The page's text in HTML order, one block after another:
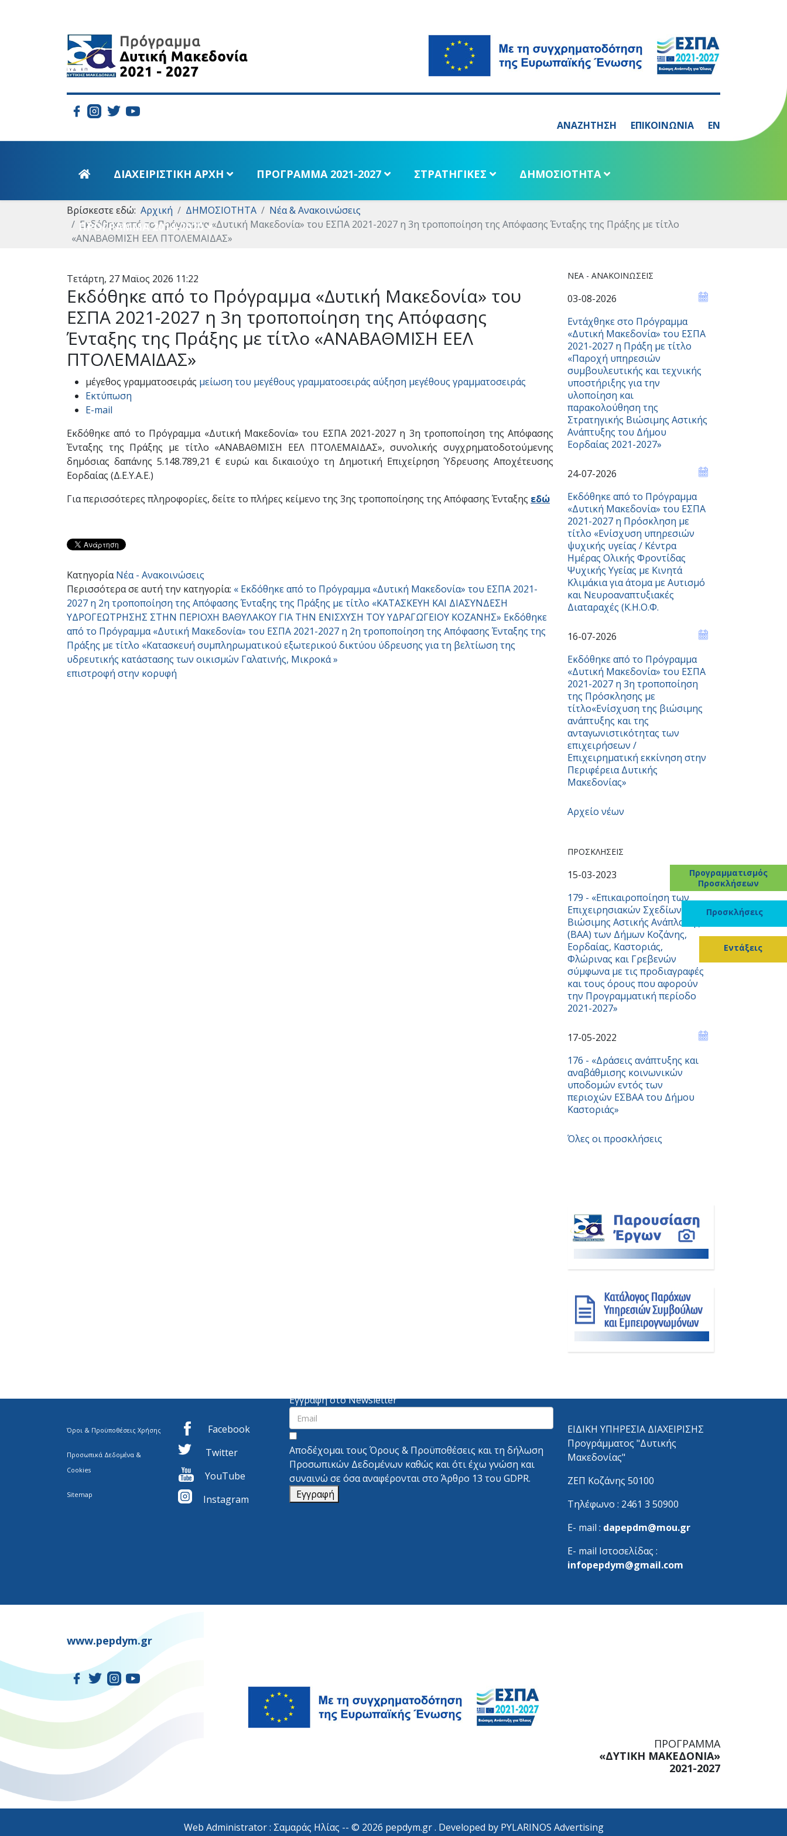
ΑΝΑΖΗΤΗΣΗ ΕΠΙΚΟΙΝΩΝΙΑ EN
ΔΙΑΧΕΙΡΙΣΤΙΚΗ ΑΡΧΗ ΠΡΟΓΡΑΜΜΑ 2021-2027 ΣΤΡΑΤΗΓΙΚΕΣ ΔΗΜΟΣΙΟΤΗΤΑ
ΠΡΟΓΡΑΜΜΑ 2014-2020
Βρίσκεστε εδώ: Αρχική ΔΗΜΟΣΙΟΤΗΤΑ
Νέα & Ανακοινώσεις
Εκδόθηκε από το Πρόγραμμα «Δυτική Μακεδονία» του ΕΣΠΑ 2021-2027 η 3η τροποποίηση της Απόφασης Ένταξης της Πράξης με τίτλο
«ΑΝΑΒΑΘΜΙΣΗ ΕΕΛ ΠΤΟΛΕΜΑΙΔΑΣ»
Τετάρτη, 27 Μαϊος 2026 11:22
Εκδόθηκε από το Πρόγραμμα «Δυτική Μακεδονία» του
ΕΣΠΑ 2021-2027 η 3η τροποποίηση της Απόφασης
Ένταξης της Πράξης με τίτλο «ΑΝΑΒΑΘΜΙΣΗ ΕΕΛ
ΠΤΟΛΕΜΑΙΔΑΣ»
μέγεθος γραμματοσειράς μείωση του μεγέθους γραμματοσειράς αύξηση μεγέθους γραμματοσειράς
Εκτύπωση
E-mail
Εκδόθηκε από το Πρόγραμμα «Δυτική Μακεδονία» του ΕΣΠΑ 2021-2027 η 3η τροποποίηση της Απόφασης
Ένταξης της Πράξης με τίτλο «ΑΝΑΒΑΘΜΙΣΗ ΕΕΛ ΠΤΟΛΕΜΑΙΔΑΣ», συνολικής συγχρηματοδοτούμενης
δημόσιας δαπάνης 5.148.789,21 € ευρώ και δικαιούχο τη Δημοτική Επιχείρηση Ύδρευσης Αποχέτευσης
Εορδαίας (Δ.Ε.Υ.Α.Ε.)
Για περισσότερες πληροφορίες, δείτε το πλήρες κείμενο της 3ης τροποποίησης της Απόφασης Ένταξης εδώ
Κατηγορία Νέα - Ανακοινώσεις
Περισσότερα σε αυτή την κατηγορία: « Εκδόθηκε από το Πρόγραμμα «Δυτική Μακεδονία» του ΕΣΠΑ 2021-
2027 η 2η τροποποίηση της Απόφασης Ένταξης της Πράξης με τίτλο «ΚΑΤΑΣΚΕΥΗ ΚΑΙ ΔΙΑΣΥΝΔΕΣΗ
ΥΔΡΟΓΕΩΤΡΗΣΗΣ ΣΤΗΝ ΠΕΡΙΟΧΗ ΒΑΘΥΛΑΚΟΥ ΓΙΑ ΤΗΝ ΕΝΙΣΧΥΣΗ ΤΟΥ ΥΔΡΑΓΩΓΕΙΟΥ ΚΟΖΑΝΗΣ» Εκδόθηκε
από το Πρόγραμμα «Δυτική Μακεδονία» του ΕΣΠΑ 2021-2027 η 2η τροποποίηση της Απόφασης Ένταξης της
Πράξης με τίτλο «Κατασκευή συμπληρωματικού εξωτερικού δικτύου ύδρευσης για τη βελτίωση της
υδρευτικής κατάστασης των οικισμών Γαλατινής, Μικροκά »
επιστροφή στην κορυφή
ΝΈΑ - ΑΝΑΚΟΙΝΏΣΕΙΣ
03-08-2026
Εντάχθηκε στο Πρόγραμμα
«Δυτική Μακεδονία» του ΕΣΠΑ
2021-2027 η Πράξη με τίτλο
«Παροχή υπηρεσιών
συμβουλευτικής και τεχνικής
υποστήριξης για την
υλοποίηση και
παρακολούθηση της
Στρατηγικής Βιώσιμης Αστικής
Ανάπτυξης του Δήμου
Εορδαίας 2021-2027»
24-07-2026
Εκδόθηκε από το Πρόγραμμα
«Δυτική Μακεδονία» του ΕΣΠΑ
2021-2027 η Πρόσκληση με
τίτλο «Ενίσχυση υπηρεσιών
ψυχικής υγείας / Κέντρα
Ημέρας Ολικής Φροντίδας
Ψυχικής Υγείας με Κινητά
Κλιμάκια για άτομα με Αυτισμό
και Νευροαναπτυξιακές
Διαταραχές (Κ.Η.Ο.Φ.
16-07-2026
Εκδόθηκε από το Πρόγραμμα
«Δυτική Μακεδονία» του ΕΣΠΑ
2021-2027 η 3η τροποποίηση
της Πρόσκλησης με
τίτλο«Ενίσχυση της βιώσιμης
ανάπτυξης και της
ανταγωνιστικότητας των
επιχειρήσεων /
Επιχειρηματική εκκίνηση στην
Περιφέρεια Δυτικής
Μακεδονίας»
Αρχείο νέων
ΠΡΟΣΚΛΉΣΕΙΣ
15-03-2023
179 - «Επικαιροποίηση των
Επιχειρησιακών Σχεδίων
Βιώσιμης Αστικής Ανάπλασης
(ΒΑΑ) των Δήμων Κοζάνης,
Εορδαίας, Καστοριάς,
Φλώρινας και Γρεβενών
σύμφωνα με τις προδιαγραφές
και τους όρους που αφορούν
την Προγραμματική περίοδο
2021-2027»
17-05-2022
176 - «Δράσεις ανάπτυξης και
αναβάθμισης κοινωνικών
υποδομών εντός των
περιοχών ΕΣBAA του Δήμου
Καστοριάς»
Όλες οι προσκλήσεις
Όροι & Προϋποθέσεις Χρήσης
Προσωπικά Δεδομένα &
Cookies
Sitemap
Facebook
Twitter
YouTube
Instagram
Εγγραφή στο Newsletter
Αποδέχομαι τους Όρους & Προϋποθέσεις και τη δήλωση
Προσωπικών Δεδομένων καθώς και ότι έχω γνώση και
συναινώ σε όσα αναφέρονται στο Άρθρο 13 του GDPR.
Εγγραφή
ΕΙΔΙΚΗ ΥΠΗΡΕΣΙΑ ΔΙΑΧΕΙΡΙΣΗΣ
Προγράμματος "Δυτικής
Μακεδονίας"
ΖΕΠ Κοζάνης 50100
Τηλέφωνο : 2461 3 50900
Ε- mail : dapepdm@mou.gr
Ε- mail Ιστοσελίδας :
infopepdym@gmail.com
www.pepdym.gr
ΠΡΟΓΡΑΜΜΑ
«ΔΥΤΙΚΗ ΜΑΚΕΔΟΝΙΑ»
2021-2027
Web Administrator : Σαμαράς Ηλίας -- © 2026 pepdym.gr . Developed by PYLARINOS Advertising
Προγραμματισμός
Προσκλήσεων
Προσκλήσεις
Εντάξεις